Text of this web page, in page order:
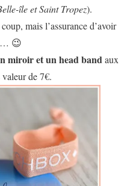
île et Saint Tropez).
mais l’assurance d’avoir
😉
miroir et un head bandaux
valeur de 7€.